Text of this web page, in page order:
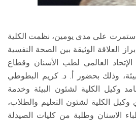
استمرت على مدى يومين، نظمت الكلية
العلاقة الوثيقة بين الصحة النفسية
العالمي لطب الأسنان وقطاع
وذلك بحضور أ. د. كريم البطوطي
وكيل الكلية لشئون البيئة وخدمة
وكيل الكلية لشئون التعليم والطلاب،
الاسنان وطلبة من كليات الصيدلة